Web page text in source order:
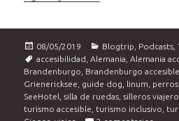
Publicado
el
08/05/2019 Categorías
Blogtrip Podcasts ,
Etiquetas
accesibilidad ,Alemania ,Alemania
Brandenburgo
Brandenburgo accesible
Grienericksee
guide dog linum perros
SeeHotel ,silla de ruedas ,silleros
turismo accesible
turismo inclusivo